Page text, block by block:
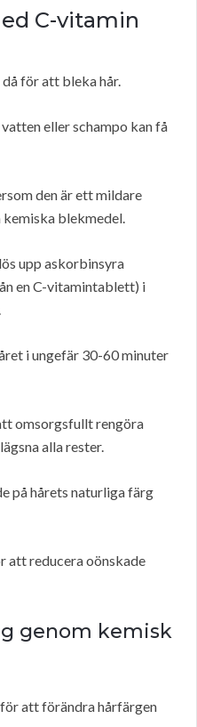
C-vitamin
för att bleka hår.
eller schampo kan få
den är ett mildare
blekmedel.
upp askorbinsyra
en C-vitamintablett) i
i ungefär 30-60 minuter
omsorgsfullt rengöra
alla rester.
på hårets naturliga färg
att reducera oönskade
genom kemisk
att förändra hårfärgen